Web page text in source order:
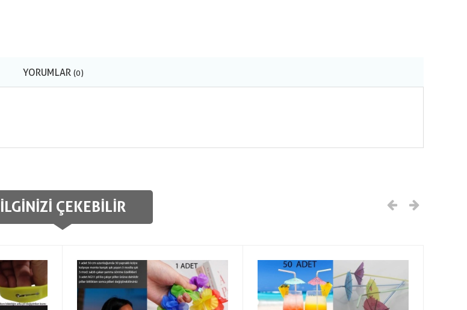
YORUMLAR (0)
İLGINIZI ÇEKEBILIR